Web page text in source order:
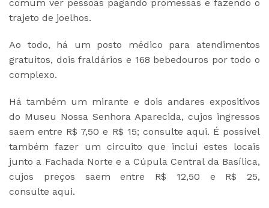
comum ver pessoas pagando promessas e fazendo o
trajeto de joelhos.
Ao todo, há um posto médico para atendimentos
gratuitos, dois fraldários e 168 bebedouros por todo o
complexo.
Há também um mirante e dois andares expositivos
do Museu Nossa Senhora Aparecida, cujos ingressos
saem entre R$ 7,50 e R$ 15; consulte aqui. É possível
também fazer um circuito que inclui estes locais
junto a Fachada Norte e a Cúpula Central da Basílica,
cujos preços saem entre R$ 12,50 e R$ 25,
consulte aqui.